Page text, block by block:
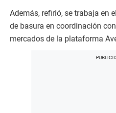
Además, refirió, se trabaja en
de basura en coordinación
mercados de la plataforma